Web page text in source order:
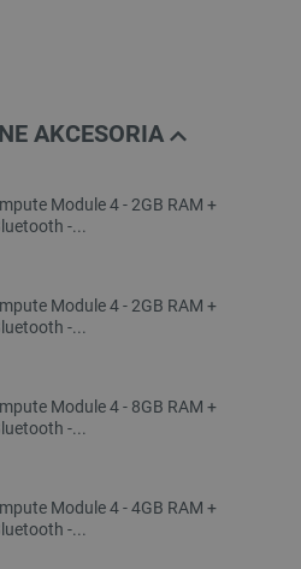
AKCESORIA
Module 4 - 2GB RAM +
-...
Module 4 - 2GB RAM +
-...
Module 4 - 8GB RAM +
-...
Module 4 - 4GB RAM +
-...